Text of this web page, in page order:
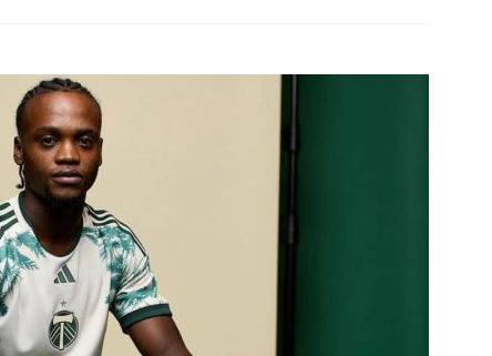
X Vasco — Oitavas Copa do Brasil 2026: Palpites, Odds e
lista! Fluminense divulga relacionados para decisão contra o Vasco
Mirassol — Oitavas Copa do Brasil 2026: Palpites, Odds e
Vinicius Toledo: A obrigação do Fluminense em vencer o Vasco